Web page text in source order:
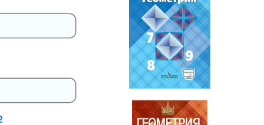
Геометрия
7-9 класс